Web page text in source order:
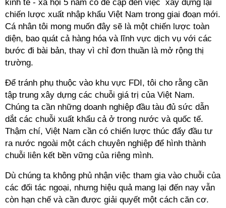
kinh tế - xã hội 5 năm có đề cập đến việc xây dựng lại
chiến lược xuất nhập khẩu Việt Nam trong giai đoạn mới.
Cá nhân tôi mong muốn đây sẽ là một chiến lược toàn
diện, bao quát cả hàng hóa và lĩnh vực dịch vụ với các
bước đi bài bản, thay vì chỉ đơn thuần là mở rộng thị
trường.
Để tránh phụ thuộc vào khu vực FDI, tôi cho rằng cần
tập trung xây dựng các chuỗi giá trị của Việt Nam.
Chúng ta cần những doanh nghiệp đầu tàu đủ sức dẫn
dắt các chuỗi xuất khẩu cả ở trong nước và quốc tế.
Thậm chí, Việt Nam cần có chiến lược thúc đẩy đầu tư
ra nước ngoài một cách chuyên nghiệp để hình thành
chuỗi liên kết bền vững của riêng mình.
Dù chúng ta không phủ nhận việc tham gia vào chuỗi của
các đối tác ngoại, nhưng hiệu quả mang lại đến nay vẫn
còn hạn chế và cần được giải quyết một cách căn cơ.